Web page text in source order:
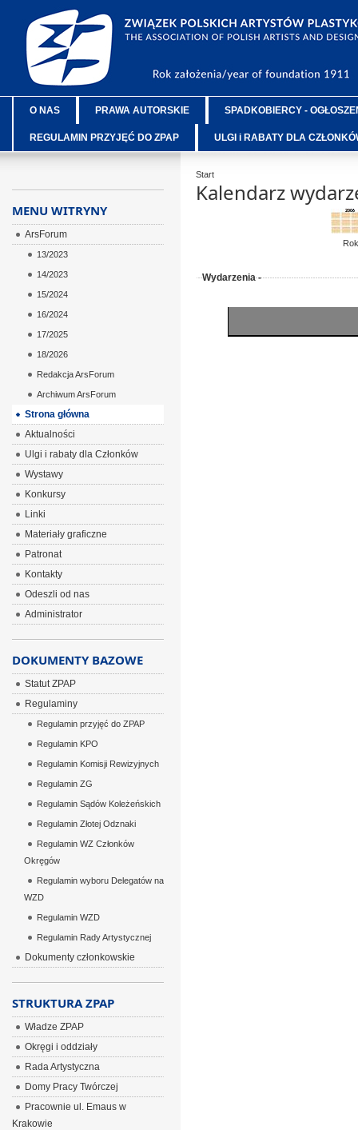
O NAS PRAWA AUTORSKIE SPADKOBIERCY -
REGULAMIN PRZYJĘĆ DO ZPAP ULGI i RABATY DLA
Start
Kalendarz
Rok
Wydarzenia -
MENU WITRYNY
ArsForum
13/2023
14/2023
15/2024
16/2024
17/2025
18/2026
Redakcja ArsForum
Archiwum ArsForum
Strona główna
Aktualności
Ulgi i rabaty dla Członków
Wystawy
Konkursy
Linki
Materiały graficzne
Patronat
Kontakty
Odeszli od nas
Administrator
DOKUMENTY BAZOWE
Statut ZPAP
Regulaminy
Regulamin przyjęć do ZPAP
Regulamin KPO
Regulamin Komisji Rewizyjnych
Regulamin ZG
Regulamin Sądów Koleżeńskich
Regulamin Złotej Odznaki
Regulamin WZ Członków
Okręgów
Regulamin wyboru Delegatów na
WZD
Regulamin WZD
Regulamin Rady Artystycznej
Dokumenty członkowskie
STRUKTURA ZPAP
Władze ZPAP
Okręgi i oddziały
Rada Artystyczna
Domy Pracy Twórczej
Pracownie ul. Emaus w
Krakowie